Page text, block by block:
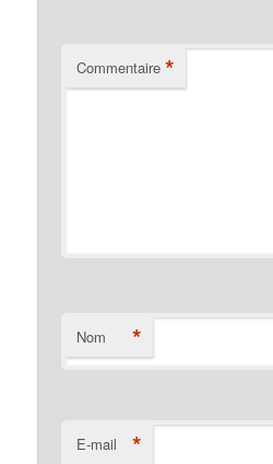
Commentaire *
Nom *
E-mail *